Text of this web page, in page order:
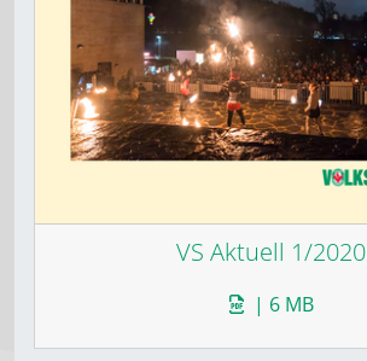
VS Aktuell 1/2020
| 6 MB